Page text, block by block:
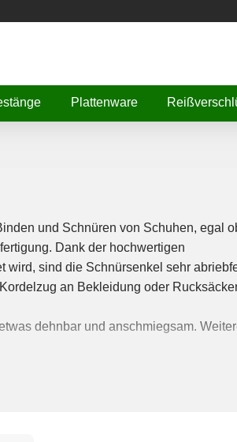
Plattenware
und Schnüren von Schuhen, egal
Dank der hochwertigen
wird, sind die Schnürsenkel sehr
an Bekleidung oder
dehnbar und anschmiegsam.